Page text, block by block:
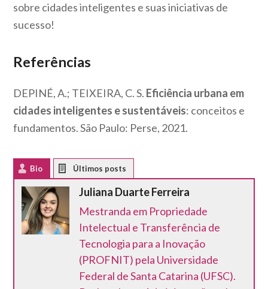
sobre cidades inteligentes e suas iniciativas de
sucesso!
Referências
DEPINÉ, A.; TEIXEIRA, C. S. Eficiência urbana em
cidades inteligentes e sustentáveis: conceitos e
fundamentos. São Paulo: Perse, 2021.
Bio
Juliana Duarte Ferreira
Mestranda em Propriedade
Intelectual e Transferência de
Tecnologia para a Inovação
(PROFNIT) pela Universidade
Federal de Santa Catarina (UFSC).